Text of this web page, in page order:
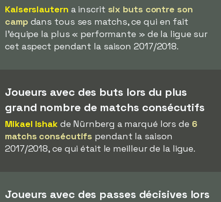
Kaiserslautern a inscrit six buts contre son
campdans tous ses matchs, ce qui en fait
l'équipe la plus « performante » de la ligue sur
cet aspect pendant la saison 2017/2018.
Joueurs avec des buts lors du plus
grand nombre de matchs consécutifs
Mikael Ishakde Nürnberg a marqué lors de 6
matchs consécutifs pendant la saison
2017/2018, ce qui était le meilleur de la ligue.
Joueurs avec des passes décisives lors